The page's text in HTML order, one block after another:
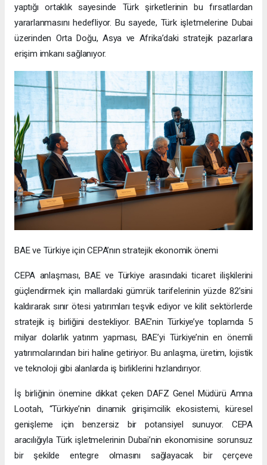
yaptığı ortaklık sayesinde Türk şirketlerinin bu fırsatlardan
yararlanmasını hedefliyor. Bu sayede, Türk işletmelerine Dubai
üzerinden Orta Doğu, Asya ve Afrika’daki stratejik pazarlara
erişim imkanı sağlanıyor.
BAE ve Türkiye için CEPA’nın stratejik ekonomik önemi
CEPA anlaşması, BAE ve Türkiye arasındaki ticaret ilişkilerini
güçlendirmek için mallardaki gümrük tarifelerinin yüzde 82’sini
kaldırarak sınır ötesi yatırımları teşvik ediyor ve kilit sektörlerde
stratejik iş birliğini destekliyor. BAE’nin Türkiye’ye toplamda 5
milyar dolarlık yatırım yapması, BAE’yi Türkiye’nin en önemli
yatırımcılarından biri haline getiriyor. Bu anlaşma, üretim, lojistik
ve teknoloji gibi alanlarda iş birliklerini hızlandırıyor.
İş birliğinin önemine dikkat çeken DAFZ Genel Müdürü Amna
Lootah, “Türkiye’nin dinamik girişimcilik ekosistemi, küresel
genişleme için benzersiz bir potansiyel sunuyor. CEPA
aracılığıyla Türk işletmelerinin Dubai’nin ekonomisine sorunsuz
bir şekilde entegre olmasını sağlayacak bir çerçeve